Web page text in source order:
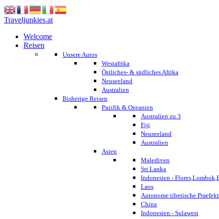
Traveljunkies.at
Welcome
Reisen
Unsere Autos
Westafrika
Östliches- & südliches Afrika
Neuseeland
Australien
Bisherige Reisen
Pazifik & Ozeanien
Australien zu 3
Fiji
Neuseeland
Australien
Asien
Malediven
Sri Lanka
Indonesien -
Laos
Autonome tibetische
China
Indonesien - Sulawesi